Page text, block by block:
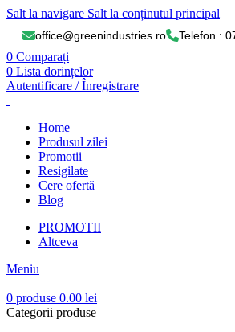
Salt la navigare Salt la conținutul principal
office@greenindustries.ro Telefon :
0 Comparați
0 Lista dorințelor
Autentificare / Înregistrare
Home
Produsul zilei
Promotii
Resigilate
Cere ofertă
Blog
PROMOTII
Altceva
Meniu
0 produse 0.00 lei
Categorii produse